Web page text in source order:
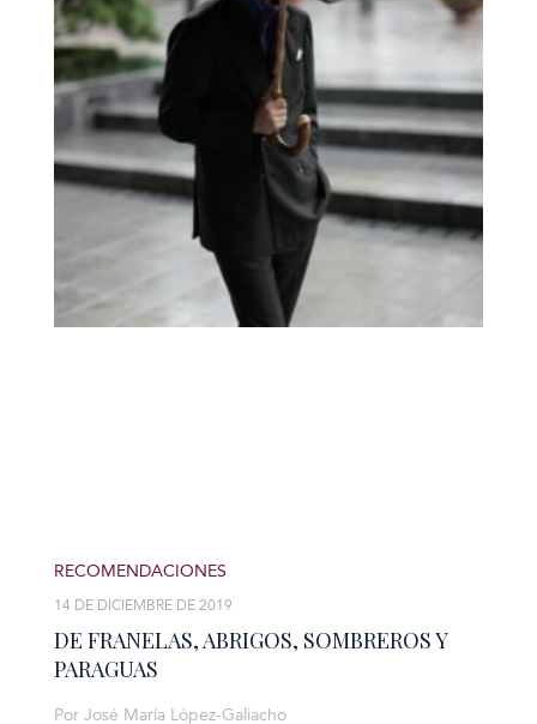
DE FRANELAS, ABRIGOS, SOMBREROS Y
PARAGUAS
14 DE DICIEMBRE DE 2019
RECOMENDACIONES
Por José María López-Galiacho